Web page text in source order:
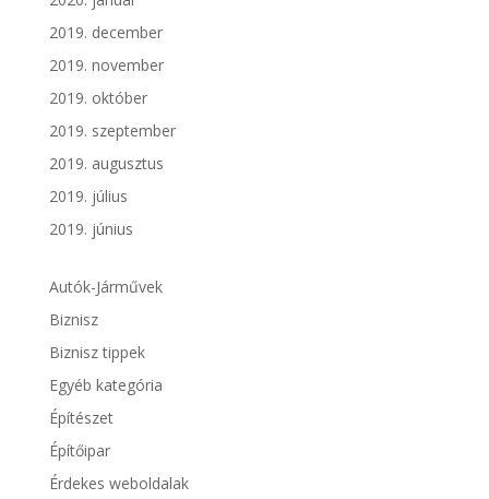
2019. december
2019. november
2019. október
2019. szeptember
2019. augusztus
2019. július
2019. június
Autók-Járművek
Biznisz
Biznisz tippek
Egyéb kategória
Építészet
Építőipar
Érdekes weboldalak